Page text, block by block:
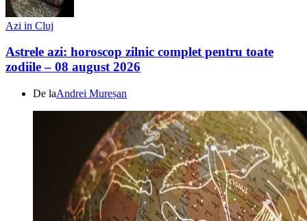
Azi in Cluj
Astrele azi: horoscop zilnic complet pentru toate
zodiile – 08 august 2026
De laAndrei Mureșan